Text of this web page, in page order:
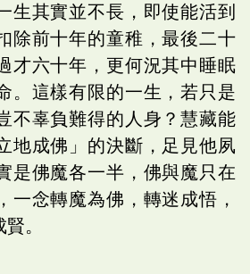
生其實並不長，即使能活到
除前十年的童稚，最後二十
才六十年，更何況其中睡眠
。這樣有限的一生，若只是
不辜負難得的人身？慧藏能
地成佛」的決斷，足見他夙
是佛魔各一半，佛與魔只在
一念轉魔為佛，轉迷成悟，
。